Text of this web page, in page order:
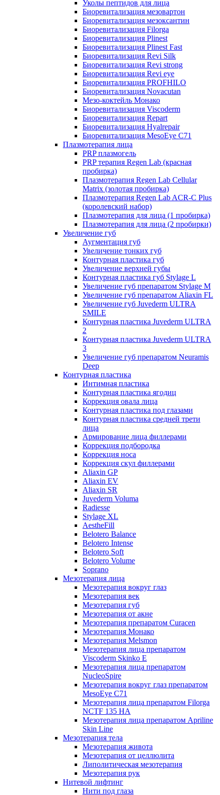
Уколы пептидов для лица
Биоревитализация мезовартон
Биоревитализация мезоксантин
Биоревитализация Filorga
Биоревитализация Plinest
Биоревитализация Plinest Fast
Биоревитализация Revi Silk
Биоревитализация Revi strong
Биоревитализация Revi eye
Биоревитализация PROFHILO
Биоревитализация Novacutan
Мезо-коктейль Монако
Биоревитализация Viscoderm
Биоревитализация Repart
Биоревитализация Hyalrepair
Биоревитализация MesoEye C71
Плазмотерапия лица
PRP плазмогель
PRP терапия Regen Lab (красная
пробирка)
Плазмотерапия Regen Lab Cellular
Matrix (золотая пробирка)
Плазмотерапия Regen Lab ACR-C Plus
(королевский набор)
Плазмотерапия для лица (1 пробирка)
Плазмотерапия для лица (2 пробирки)
Увеличение губ
Аугментация губ
Увеличение тонких губ
Контурная пластика губ
Увеличение верхней губы
Контурная пластика губ Stylage L
Увеличение губ препаратом Stylage M
Увеличение губ препаратом Aliaxin FL
Увеличение губ Juvederm ULTRA
SMILE
Контурная пластика Juvederm ULTRA
2
Контурная пластика Juvederm ULTRA
3
Увеличение губ препаратом Neuramis
Deep
Контурная пластика
Интимная пластика
Контурная пластика ягодиц
Коррекция овала лица
Контурная пластика под глазами
Контурная пластика средней трети
лица
Армирование лица филлерами
Коррекция подбородка
Коррекция носа
Коррекция скул филлерами
Aliaxin GP
Aliaxin EV
Aliaxin SR
Juvederm Voluma
Radiesse
Stylage XL
AestheFill
Belotero Balance
Belotero Intense
Belotero Soft
Belotero Volume
Soprano
Мезотерапия лица
Мезотерапия вокруг глаз
Мезотерапия век
Мезотерапия губ
Мезотерапия от акне
Мезотерапия препаратом Curacen
Мезотерапия Монако
Мезотерапия Melsmon
Мезотерапия лица препаратом
Viscoderm Skinko E
Мезотерапия лица препаратом
NucleoSpire
Мезотерапия вокруг глаз препаратом
MesoEye С71
Мезотерапия лица препаратом Filorga
NCTF 135 HA
Мезотерапия лица препаратом Apriline
Skin Line
Мезотерапия тела
Мезотерапия живота
Мезотерапия от целлюлита
Липолитическая мезотерапия
Мезотерапия рук
Нитевой лифтинг
Нити под глаза